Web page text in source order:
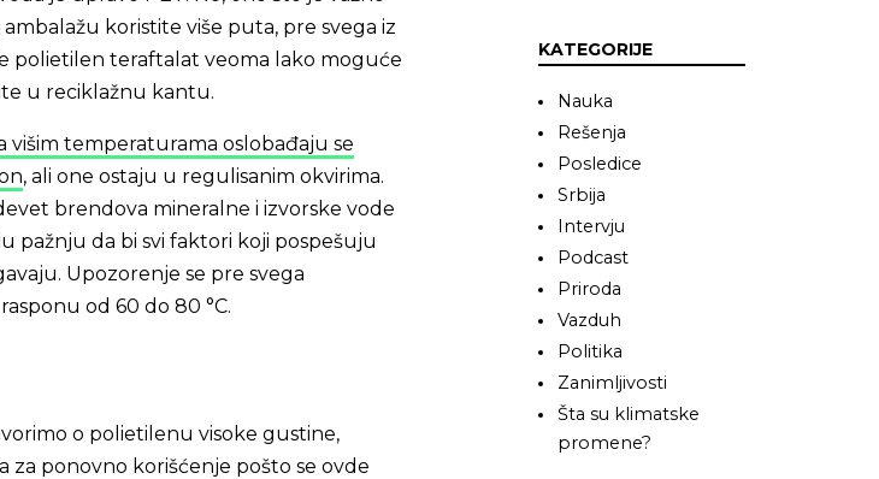
koristite više puta, pre svega iz
polietilen teraftalat veoma lako moguće
u reciklažnu kantu.
višim temperaturama oslobađaju se
, ali one ostaju u regulisanim okvirima.
brendova mineralne i izvorske vode
pažnju da bi svi faktori koji pospešuju
Upozorenje se pre svega
od 60 do 80 °C.
o polietilenu visoke gustine,
za ponovno korišćenje pošto se ovde
KATEGORIJE
Nauka
Rešenja
Posledice
Srbija
Intervju
Podcast
Priroda
Vazduh
Politika
Zanimljivosti
Šta su klimatske
promene?